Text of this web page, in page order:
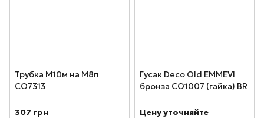
Трубка М10м на М8п
CO7313
307 грн
Гусак Deco Old EMMEVI
бронза CO1007 (гайка) BR
Цену уточняйте